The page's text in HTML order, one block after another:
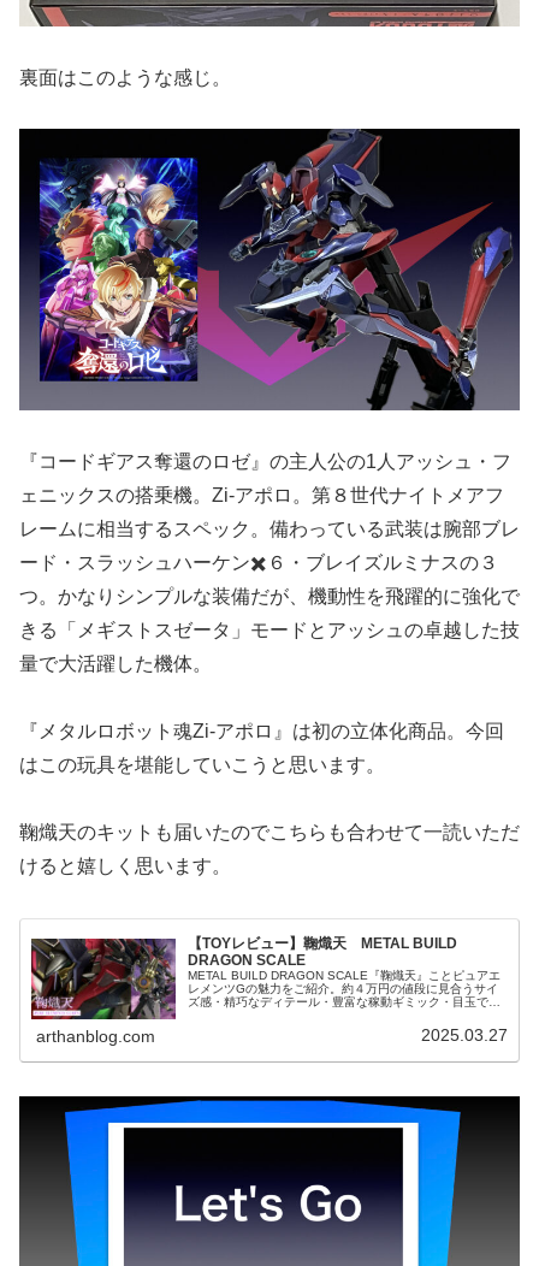
裏面はこのような感じ。
『コードギアス奪還のロゼ』の主人公の1人アッシュ・フ
ェニックスの搭乗機。Zi-アポロ。第８世代ナイトメアフ
レームに相当するスペック。備わっている武装は腕部ブレ
ード・スラッシュハーケン✖️６・ブレイズルミナスの３
つ。かなりシンプルな装備だが、機動性を飛躍的に強化で
きる「メギストスゼータ」モードとアッシュの卓越した技
量で大活躍した機体。
『メタルロボット魂Zi-アポロ』は初の立体化商品。今回
はこの玩具を堪能していこうと思います。
鞠熾天のキットも届いたのでこちらも合わせて一読いただ
けると嬉しく思います。
【TOYレビュー】鞠熾天 METAL BUILD
DRAGON SCALE
METAL BUILD DRAGON SCALE『鞠熾天』ことピュアエ
レメンツGの魅力をご紹介。約４万円の値段に見合うサイ
ズ感・精巧なディテール・豊富な稼動ギミック・目玉であ
arthanblog.com 2025.03.27